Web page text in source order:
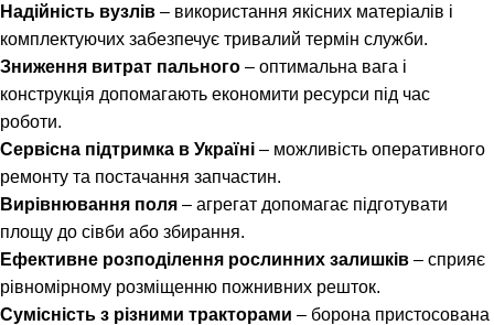
Надійність вузлів – використання якісних матеріалів і
комплектуючих забезпечує тривалий термін служби.
Зниження витрат пального – оптимальна вага і
конструкція допомагають економити ресурси під час
роботи.
Сервісна підтримка в Україні – можливість оперативного
ремонту та постачання запчастин.
Вирівнювання поля – агрегат допомагає підготувати
площу до сівби або збирання.
Ефективне розподілення рослинних залишків – сприяє
рівномірному розміщенню пожнивних решток.
Сумісність з різними тракторами – борона пристосована